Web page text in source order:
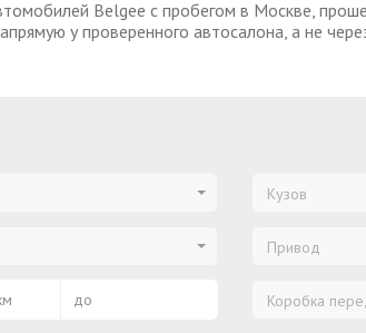
Belgee с пробегом в Москве,
у проверенного автосалона, а не
до
Кузов
Привод
Коробка